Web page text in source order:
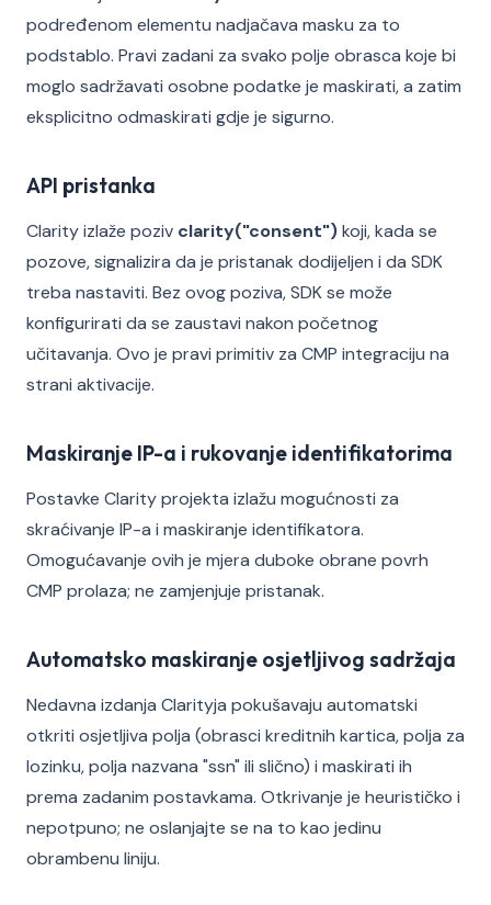
podređenom elementu nadjačava masku za to
podstablo. Pravi zadani za svako polje obrasca koje bi
moglo sadržavati osobne podatke je maskirati, a zatim
eksplicitno odmaskirati gdje je sigurno.
API pristanka
Clarity izlaže poziv clarity("consent")koji, kada se
pozove, signalizira da je pristanak dodijeljen i da SDK
treba nastaviti. Bez ovog poziva, SDK se može
konfigurirati da se zaustavi nakon početnog
učitavanja. Ovo je pravi primitiv za CMP integraciju na
strani aktivacije.
Maskiranje IP-a i rukovanje identifikatorima
Postavke Clarity projekta izlažu mogućnosti za
skraćivanje IP-a i maskiranje identifikatora.
Omogućavanje ovih je mjera duboke obrane povrh
CMP prolaza; ne zamjenjuje pristanak.
Automatsko maskiranje osjetljivog sadržaja
Nedavna izdanja Clarityja pokušavaju automatski
otkriti osjetljiva polja (obrasci kreditnih kartica, polja za
lozinku, polja nazvana "ssn" ili slično) i maskirati ih
prema zadanim postavkama. Otkrivanje je heurističko i
nepotpuno; ne oslanjajte se na to kao jedinu
obrambenu liniju.